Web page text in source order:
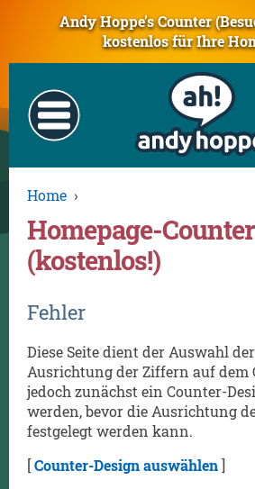
Andy Hoppe’s Counter
kostenlos für Ihre
Home ›
Homepage-Counter
(kostenlos!)
Fehler
Diese Seite dient der Auswahl
Ausrichtung der Ziffern auf dem
jedoch zunächst ein Counter-
werden, bevor die Ausrichtung
festgelegt werden kann.
[Counter-Design auswählen]